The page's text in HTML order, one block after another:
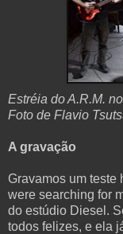
Estréia do A.R.M.
Foto de Flavio
A gravação
Gravamos um teste
were searching for
do estúdio Diesel.
todos felizes, e ela